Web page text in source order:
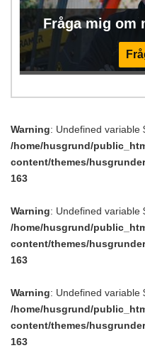
Fråga mig om
Warning: Undefined variable
/home/husgrund/
content/themes/
163
Warning: Undefined variable
/home/husgrund/
content/themes/
163
Warning: Undefined variable
/home/husgrund/
content/themes/
163